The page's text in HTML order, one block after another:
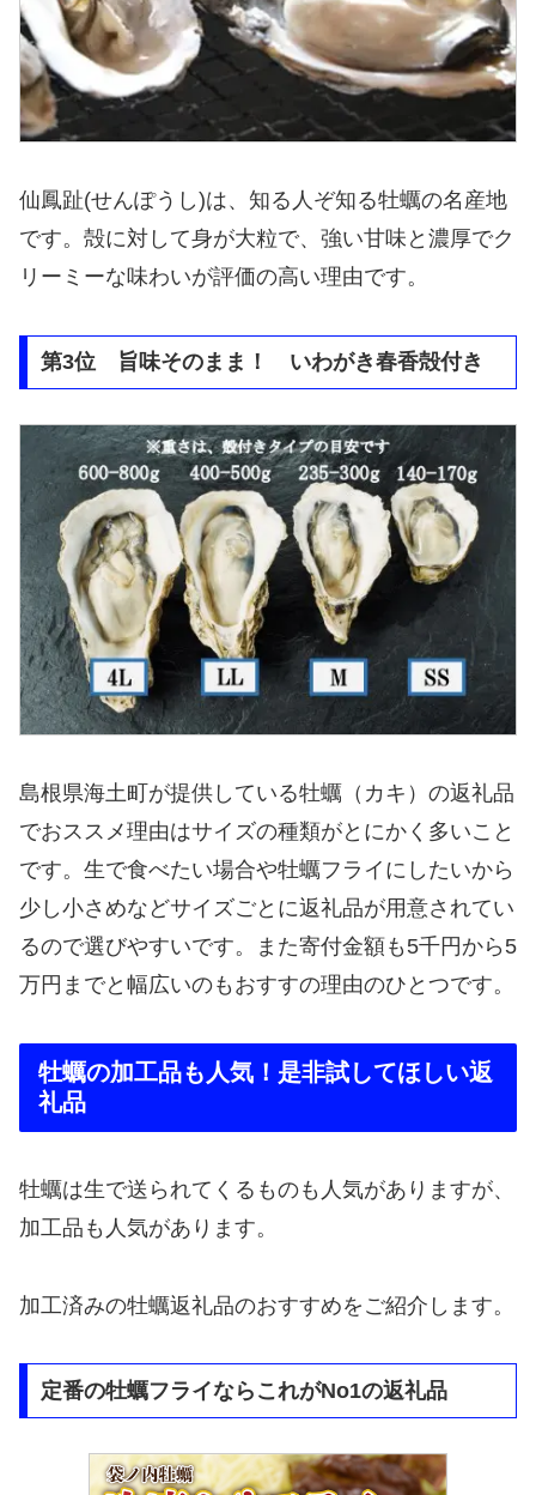
仙鳳趾(せんぽうし)は、知る人ぞ知る牡蠣の名産地
です。殻に対して身が大粒で、強い甘味と濃厚でク
リーミーな味わいが評価の高い理由です。
第3位 旨味そのまま！ いわがき春香殻付き
島根県海土町が提供している牡蠣（カキ）の返礼品
でおススメ理由はサイズの種類がとにかく多いこと
です。生で食べたい場合や牡蠣フライにしたいから
少し小さめなどサイズごとに返礼品が用意されてい
るので選びやすいです。また寄付金額も5千円から5
万円までと幅広いのもおすすの理由のひとつです。
牡蠣の加工品も人気！是非試してほしい返
礼品
牡蠣は生で送られてくるものも人気がありますが、
加工品も人気があります。
加工済みの牡蠣返礼品のおすすめをご紹介します。
定番の牡蠣フライならこれがNo1の返礼品